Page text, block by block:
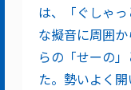
は、「ぐしゃ
な擬音に周囲
らの「せーの
た。勢いよく